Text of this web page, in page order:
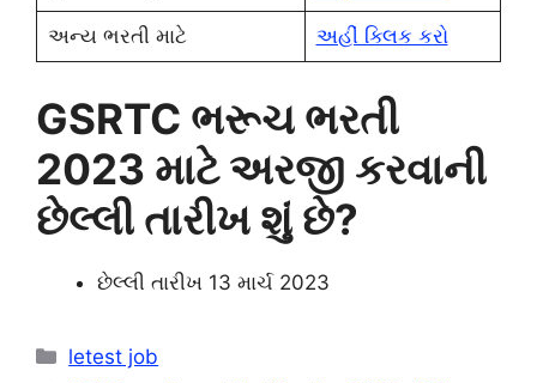
અન્ય ભરતી માટે અહીં ક્લિક કરો
GSRTC ભરૂચ ભરતી
2023 માટે અરજી કરવાની
છેલ્લી તારીખ શું છે?
છેલ્લી તારીખ 13 માર્ચ 2023
Categories
letest job